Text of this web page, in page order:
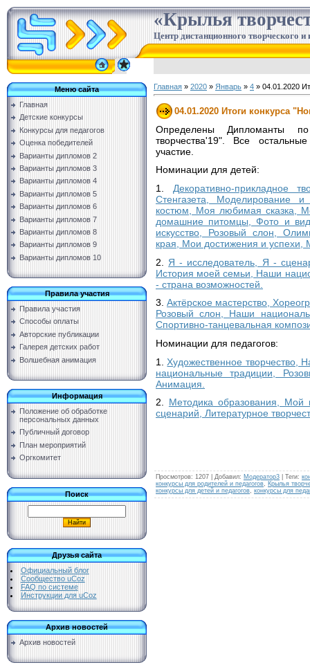
«Крылья
Центр дистанционного творческого и
Меню сайта
Главная
Детские конкурсы
Конкурсы для педагогов
Оценка победителей
Варианты дипломов 2
Варианты дипломов 3
Варианты дипломов 4
Варианты дипломов 5
Варианты дипломов 6
Варианты дипломов 7
Варианты дипломов 8
Варианты дипломов 9
Варианты дипломов 10
Правила участия
Правила участия
Способы оплаты
Авторские публикации
Галерея детских работ
Волшебная анимация
Информация
Положение об обработке
персональных данных
Публичный договор
План мероприятий
Оргкомитет
Поиск
Друзья сайта
Официальный блог
Сообщество uCoz
FAQ по системе
Инструкции для uCoz
Архив новостей
Архив новостей
Главная » 2020 » Январь » 4 » 04.01.2020
04.01.2020 Итоги конкурса
Определены Дипломанты
творчества'19". Все
участие.
Номинации для детей:
1. Декоративно-прикладное
Стенгазета, Моделирование
костюм, Моя любимая сказка,
домашние питомцы, Фото и
искусство, Розовый слон,
края, Мои достижения и успехи,
2. Я - исследователь, Я -
История моей семьи, Наши
- страна возможностей.
3. Актёрское мастерство,
Розовый слон, Наши
Спортивно-танцевальная
Номинации для педагогов:
1. Художественное творчество,
национальные традиции,
Анимация.
2. Методика образования, Мой
сценарий, Литературное
Просмотров: 1207 Добавил: Модератор3 Теги:
конкурсы для родителей и педагогов
Крылья
конкурсы для детей и педагогов конкурсы для